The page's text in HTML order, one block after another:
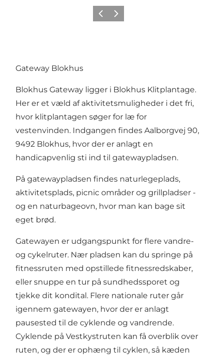
ForrigeNæste
Gateway Blokhus
Blokhus Gateway ligger i Blokhus Klitplantage.
Her er et væld af aktivitetsmuligheder i det fri,
hvor klitplantagen søger for læ for
vestenvinden. Indgangen findes Aalborgvej 90,
9492 Blokhus, hvor der er anlagt en
handicapvenlig sti ind til gatewaypladsen.
På gatewaypladsen findes naturlegeplads,
aktivitetsplads, picnic områder og grillpladser -
og en naturbageovn, hvor man kan bage sit
eget brød.
Gatewayen er udgangspunkt for flere vandre-
og cykelruter. Nær pladsen kan du springe på
fitnessruten med opstillede fitnessredskaber,
eller snuppe en tur på sundhedssporet og
tjekke dit kondital. Flere nationale ruter går
igennem gatewayen, hvor der er anlagt
pausested til de cyklende og vandrende.
Cyklende på Vestkystruten kan få overblik over
ruten, og der er ophæng til cyklen, så kæden